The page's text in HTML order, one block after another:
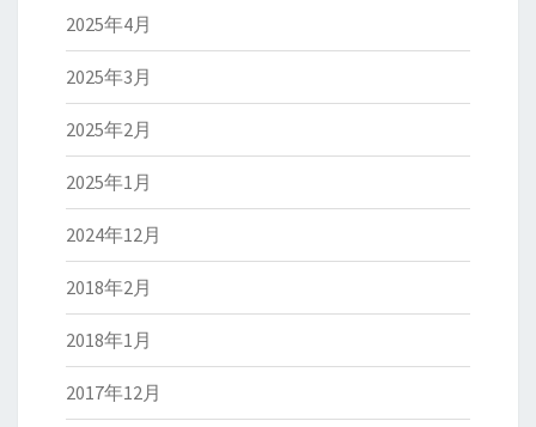
2025年4月
2025年3月
2025年2月
2025年1月
2024年12月
2018年2月
2018年1月
2017年12月